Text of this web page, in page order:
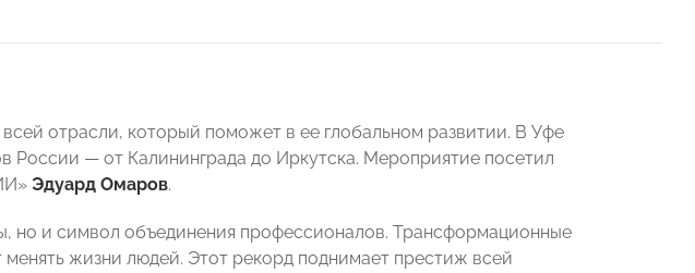
отрасли, который поможет в ее глобальном развитии. В Уфе
России — от Калининграда до Иркутска. Мероприятие посетил
Эдуард Омаров.
но и символ объединения профессионалов. Трансформационные
жизни людей. Этот рекорд поднимает престиж всей